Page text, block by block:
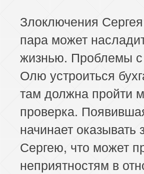
Злоключения
пара может
жизнью. Проблемы с
Олю устроиться
там должна пройти
проверка.
начинает оказывать
Сергею, что может
неприятностям в